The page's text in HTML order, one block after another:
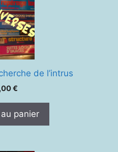
de l’intrus
€
panier